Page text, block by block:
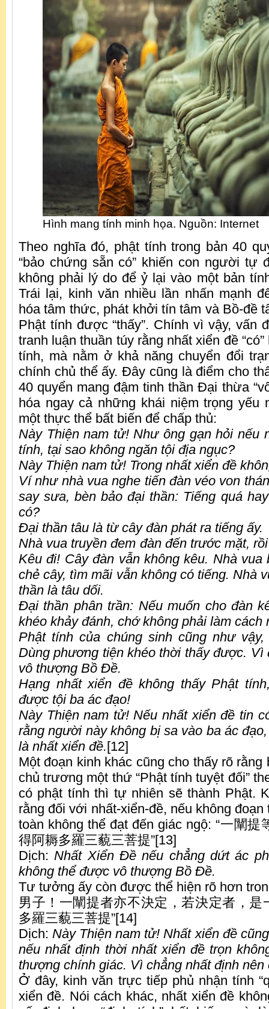
Hình mang tính minh họa. Nguồn: Internet
Theo nghĩa đó, phật tính trong bản 40
“bảo chứng sẵn có” khiến con người tự
không phải lý do để ỷ lại vào một bản
Trái lại, kinh văn nhiều lần nhấn mạnh
hóa tâm thức, phát khởi tín tâm và Bồ-đề
Phật tính được “thấy”. Chính vì vậy, vấn
tranh luận thuần túy rằng nhất xiển đề “có”
tính, mà nằm ở khả năng chuyển đổi
chính chủ thể ấy. Đây cũng là điểm cho
40 quyển mang đậm tinh thần Đại thừa
hóa ngay cả những khái niệm trọng yếu
một thực thể bất biến để chấp thủ:
Này Thiện nam tử! Như ông gạn hỏi nếu
tính, tại sao không ngăn tội địa ngục?
Này Thiện nam tử! Trong nhất xiển đề
Ví như nhà vua nghe tiến đàn véo von
say sưa, bèn bảo đại thần: Tiếng quá
có?
Đại thần tâu là từ cây đàn phát ra tiếng ấy.
Nhà vua truyền đem đàn đến trước mặt,
Kêu đi! Cây đàn vẫn không kêu. Nhà vua
chẻ cây, tìm mãi vẫn không có tiếng. Nhà
thần là tâu dối.
Đại thần phân trần: Nếu muốn cho đàn
khéo khảy đánh, chớ không phải làm cách
Phật tính của chúng sinh cũng như
Dùng phương tiện khéo thời thấy được.
vô thượng Bồ Đề.
Hạng nhất xiển đề không thấy Phật
được tội ba ác đạo!
Này Thiện nam tử! Nếu nhất xiển đề tin
rằng người này không bị sa vào ba ác
là nhất xiển đề. [12]
Một đoạn kinh khác cũng cho thấy rõ rằng
chủ trương một thứ “Phật tính tuyệt đối”
có phật tính thì tự nhiên sẽ thành Phật.
rằng đối với nhất-xiển-đề, nếu không
toàn không thể đạt đến giác ngộ: “一闡
得阿耨多羅三藐三菩提”[13]
Dịch:Nhất Xiển Đề nếu chẳng dứt ác
không thể được vô thượng Bồ Đề.
Tư tưởng ấy còn được thể hiện rõ hơn
男子！一闡提者亦不決定，若決定者，是
多羅三藐三菩提”[14]
Dịch:Này Thiện nam tử! Nhất xiển đề
nếu nhất định thời nhất xiển đề trọn
thượng chính giác. Vì chẳng nhất định
Ở đây, kinh văn trực tiếp phủ nhận tính
xiển đề. Nói cách khác, nhất xiển đề